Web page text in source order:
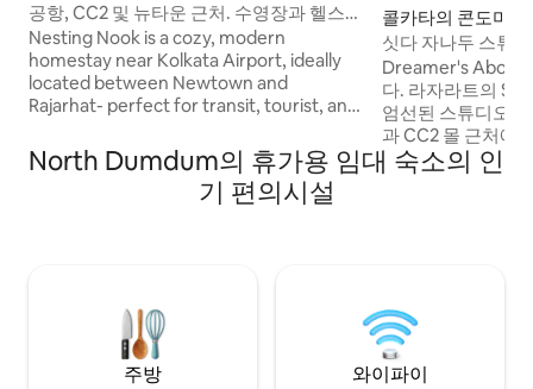
공항, CC2 및 뉴타운 근처. 수영장과 헬스장
있음
Nesting Nook is a cozy, modern
homestay near Kolkata Airport, ideally
located between Newtown and
Rajarhat- perfect for transit, tourist, and
Bangla Convention Center, and Tata
Medical. Enjoy a peaceful, non-party
space with a Dyson air purifier. It’s not a
the Ministry of Tourism, Govt of India.
콜카타의 콘도미니
싯다 자나두 스튜
CC2 몰
Dreamer's Abode
다. 라자라트의
엄선된 스튜디오 포
과 CC2 몰 근처에
오 아파트에서 럭
요. 특별한 휴가를
락할 수 있습니다.
습니다.
North Dumdum의 휴가용 임대 숙소의 인
기 편의시설
주방 와이파이